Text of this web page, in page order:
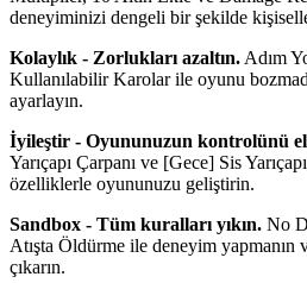
deneyiminizi dengeli bir şekilde
Kolaylık - Zorlukları azaltın. Adım
Kullanılabilir Karolar ile oyunu
ayarlayın.
İyileştir - Oyununuzun kontrolünü
Yarıçapı Çarpanı ve [Gece] Sis
özelliklerle oyununuzu geliştirin.
Sandbox - Tüm kuralları yıkın. No
Atışta Öldürme ile deneyim yapmanın
çıkarın.